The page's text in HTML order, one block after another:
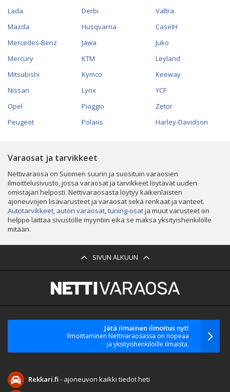
Lada
Mazda
Mercedes-Benz
Mercury
Mitsubishi
Nissan
Opel
Peugeot
Derbi
Husqvarna
Jawa
KTM
Kymco
Lynx
Piaggio
Polaris
Valtra
CaseIH
Juko
Leyland
Keeway
YCF
Zetor
Harley-Davidson
Varaosat ja tarvikkeet
Nettivaraosa on Suomen suurin ja suosituin varaosien
ilmoittelusivusto, jossa varaosat ja tarvikkeet löytävät uuden
omistajan helposti. Nettivaraosasta löytyy kaikenlaisten
ajoneuvojen lisävarusteet ja varaosat sekä renkaat ja vanteet.
Autotarvikkeet, auton varaosat,tuning-osatja muut varusteet on
helppo laittaa sivustolle myyntiin eikä se maksa yksityishenkilölle
mitään.
SIVUN ALKUUN
Jätä ilmainen ilmoitus nyt!
Ilmoittaminen Nettivaraosassa on nopeaa
ja yksityishenkilöille ilmaista.
Rekkari.fi- ajoneuvon kaikki tiedot heti